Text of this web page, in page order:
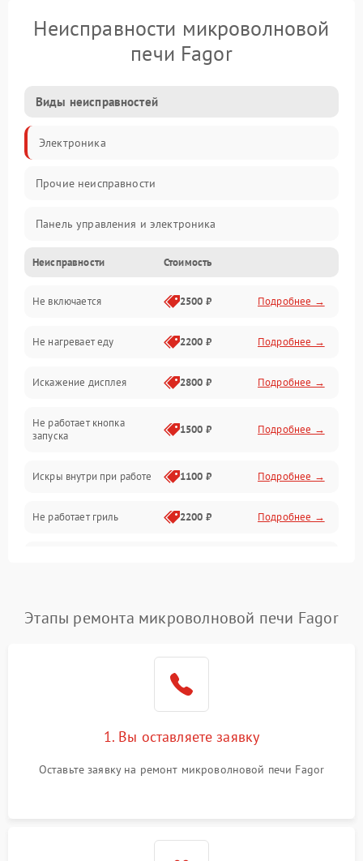
Неисправности микроволновой
печи Fagor
Виды неисправностей
Электроника
Прочие неисправности
Панель управления и электроника
Дверца и корпус
Механика и внутренние элементы
Механические повреждения
Питание и запуск
Нагрев и приготовление
Программное обеспечение
Неисправности Стоимость
Не включается 2500 ₽ Подробнее →
Не нагревает еду 2200 ₽ Подробнее →
Искажение дисплея 2800 ₽ Подробнее →
Не работает кнопка
запуска
1500 ₽ Подробнее →
Искры внутри при работе 1100 ₽ Подробнее →
Не работает гриль 2200 ₽ Подробнее →
Подробнее →
2200 ₽
Не работают сенсорные
1000 ₽
Этапы ремонта микроволновой печи Fagor
1. Вы оставляете заявку
Оставьте заявку на ремонт микроволновой печи Fagor